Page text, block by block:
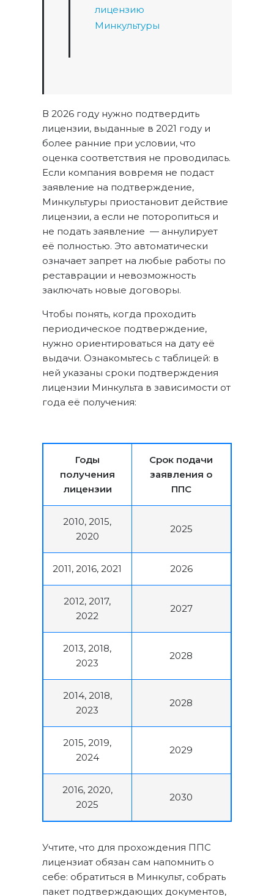
лицензию
Минкультуры
В 2026 году нужно подтвердить
лицензии, выданные в 2021 году и
более ранние при условии, что
оценка соответствия не проводилась.
Если компания вовремя не подаст
заявление на подтверждение,
Минкультуры приостановит действие
лицензии, а если не поторопиться и
не подать заявление — аннулирует
её полностью. Это автоматически
означает запрет на любые работы по
реставрации и невозможность
заключать новые договоры.
Чтобы понять, когда проходить
периодическое подтверждение,
нужно ориентироваться на дату её
выдачи. Ознакомьтесь с таблицей: в
ней указаны сроки подтверждения
лицензии Минкульта в зависимости от
года её получения:
Годы
получения
лицензии
Срок подачи
заявления о
ППС
2010, 2015,
2020
2025
2011, 2016, 2021 2026
2012, 2017,
2022
2027
2013, 2018,
2023
2028
2014, 2018,
2023
2028
2015, 2019,
2024
2029
2016, 2020,
2025
2030
Учтите, что для прохождения ППС
лицензиат обязан сам напомнить о
себе: обратиться в Минкульт, собрать
пакет подтверждающих документов,